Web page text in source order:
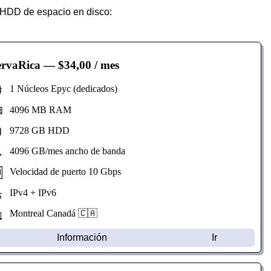
de espacio en disco:
— $34,00 / mes
1 Núcleos Epyc (dedicados)
4096 MB RAM
9728 GB HDD
4096 GB/mes ancho de banda
Velocidad de puerto 10 Gbps
IPv4 + IPv6
Montreal Canadá 🇨🇦
Información Ir